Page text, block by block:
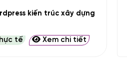
kiến trúc xây dựng
tế Xem chi tiết